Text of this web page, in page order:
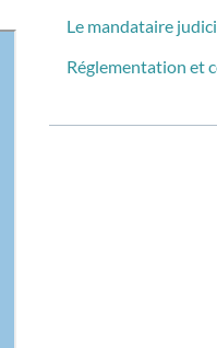
Le mandataire
Réglementation et